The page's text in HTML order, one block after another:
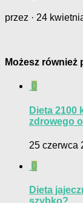
przez · 24
Możesz
0
Dieta 2100
zdrowego
25 czerwca
0
Dieta